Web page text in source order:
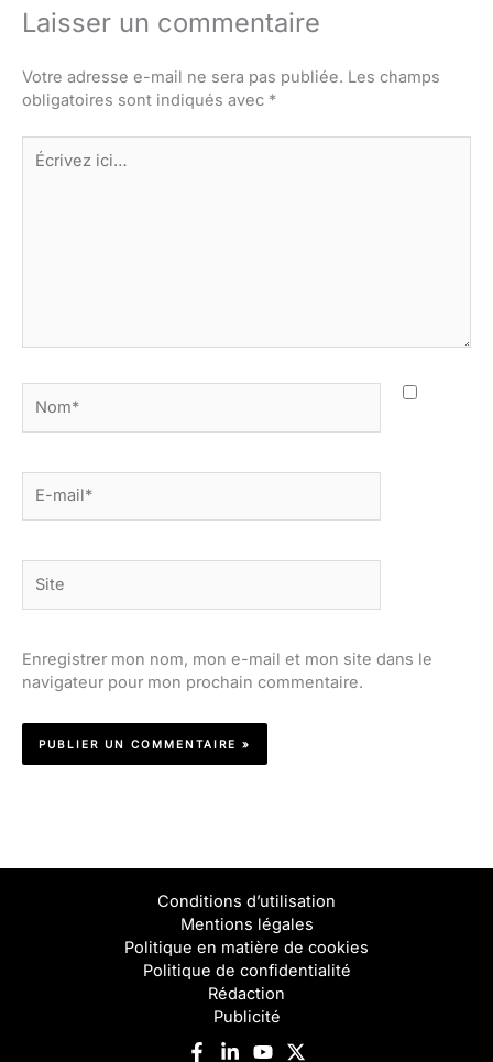
Laisser un commentaire
Votre adresse e-mail ne sera pas publiée. Les champs
obligatoires sont indiqués avec *
Écrivez
ici…
mail*
Enregistrer mon nom, mon e-mail et mon site dans le
navigateur pour mon prochain commentaire.
Conditions d’utilisation
Mentions légales
Politique en matière de cookies
Politique de confidentialité
Rédaction
Publicité